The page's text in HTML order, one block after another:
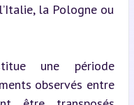
la Pologne ou
une période
observés entre